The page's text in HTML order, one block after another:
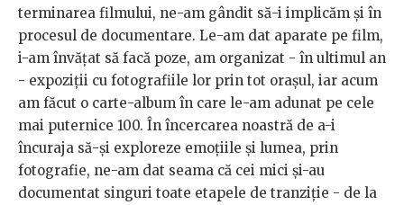
terminarea filmului, ne-am gândit să-i implicăm și în
procesul de documentare. Le-am dat aparate pe film,
i-am învățat să facă poze, am organizat - în ultimul an
- expoziții cu fotografiile lor prin tot orașul, iar acum
am făcut o carte-album în care le-am adunat pe cele
mai puternice 100. În încercarea noastră de a-i
încuraja să-și exploreze emoțiile și lumea, prin
fotografie, ne-am dat seama că cei mici și-au
documentat singuri toate etapele de tranziție - de la